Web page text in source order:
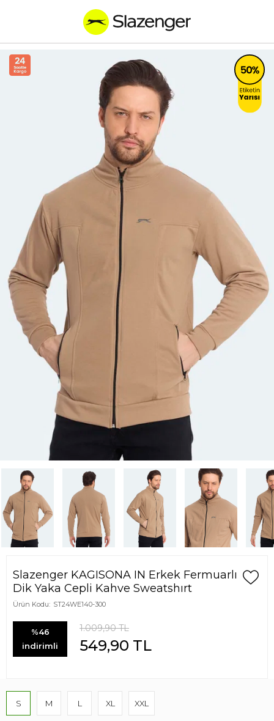
Slazenger KAGISONA IN Erkek Fermuarlı
Dik Yaka Cepli Kahve Sweatshırt
Ürün Kodu: ST24WE140-300
%46
indirimli
1.009,90TL
549,90 TL
S M L XL XXL